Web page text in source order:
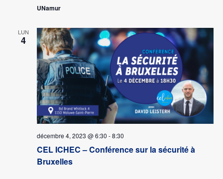
UNamur
LUN
4
décembre 4, 2023 @ 6:30 -8:30
CEL ICHEC – Conférence sur la sécurité à
Bruxelles